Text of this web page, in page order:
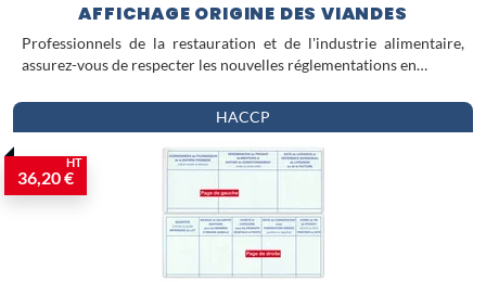
AFFICHAGE ORIGINE DES VIANDES
Professionnels de la restauration et de l'industrie alimentaire,
assurez-vous de respecter les nouvelles réglementations en…
HACCP
36,20 €
HT